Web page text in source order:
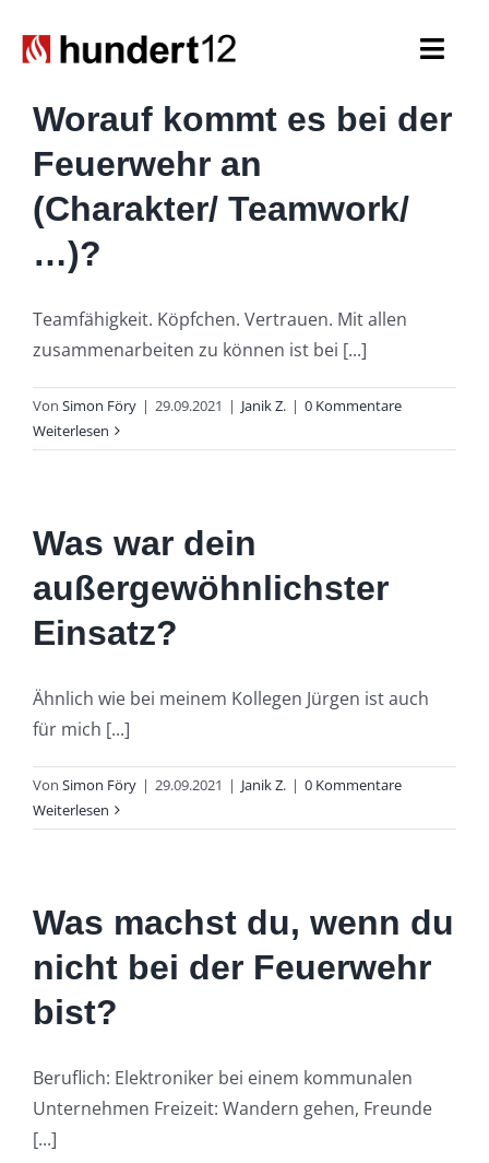
Inhalt
Einsatzkräfte
Seniorenabteilung
Worauf kommt es bei der
Feuerwehr an
(Charakter/ Teamwork/
…)?
Teamfähigkeit. Köpfchen. Vertrauen. Mit allen
zusammenarbeiten zu können ist bei [...]
Von Simon Föry | 29.09.2021 | Janik Z. | 0 Kommentare
Weiterlesen
Was war dein
außergewöhnlichster
Einsatz?
Ähnlich wie bei meinem Kollegen Jürgen ist auch
für mich [...]
Von Simon Föry | 29.09.2021 | Janik Z. | 0 Kommentare
Weiterlesen
Was machst du, wenn du
nicht bei der Feuerwehr
bist?
Beruflich: Elektroniker bei einem kommunalen
Unternehmen Freizeit: Wandern gehen, Freunde
[...]